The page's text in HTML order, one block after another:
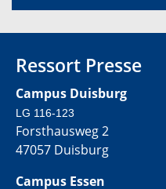
Ressort Presse
Campus Duisburg
LG 116-123
Forsthausweg 2
47057 Duisburg
Campus Essen